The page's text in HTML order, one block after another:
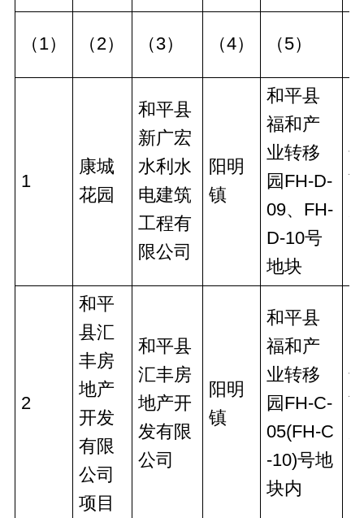
（1） （2） （3） （4） （5）
1
康城
花园
和平县
新广宏
水利水
电建筑
工程有
限公司
阳明
镇
和平县
福和产
业转移
园FH-D-
09、FH-
D-10号
地块
2
和平
县汇
丰房
地产
开发
有限
公司
项目
和平县
汇丰房
地产开
发有限
公司
阳明
镇
和平县
福和产
业转移
园FH-C-
05(FH-C
-10)号地
块内